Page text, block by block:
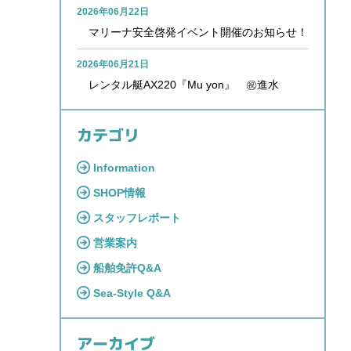
2026年06月22日
マリーナ安全啓発イベント開催のお知らせ！
2026年06月21日
レンタル艇AX220『Mu yon』 ㊗進水
カテゴリ
Information
SHOP情報
スタッフレポート
営業案内
船舶免許Q&A
Sea-Style Q&A
アーカイブ